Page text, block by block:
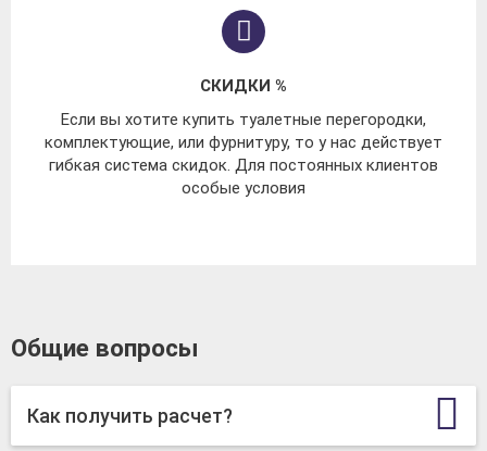
СКИДКИ %
Если вы хотите купить туалетные перегородки,
комплектующие, или фурнитуру, то у нас действует
гибкая система скидок. Для постоянных клиентов
особые условия
Общие вопросы
Как получить расчет?